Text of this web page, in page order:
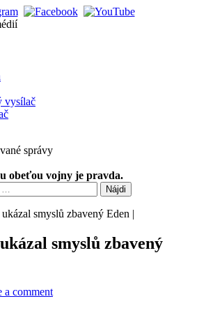
vysílač
obeťou vojny je pravda.
smyslů zbavený